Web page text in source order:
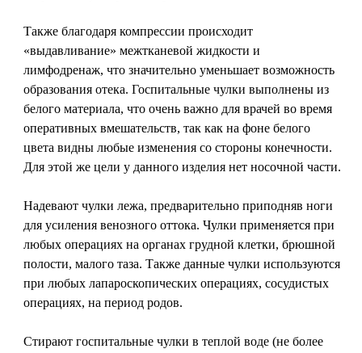
Также благодаря компрессии происходит
«выдавливание» межтканевой жидкости и
лимфодренаж, что значительно уменьшает возможность
образования отека. Госпитальные чулки выполнены из
белого материала, что очень важно для врачей во время
оперативных вмешательств, так как на фоне белого
цвета видны любые изменения со стороны конечности.
Для этой же цели у данного изделия нет носочной части.
Надевают чулки лежа, предварительно приподняв ноги
для усиления венозного оттока. Чулки применяется при
любых операциях на органах грудной клетки, брюшной
полости, малого таза. Также данные чулки используются
при любых лапароскопических операциях, сосудистых
операциях, на период родов.
Стирают госпитальные чулки в теплой воде (не более